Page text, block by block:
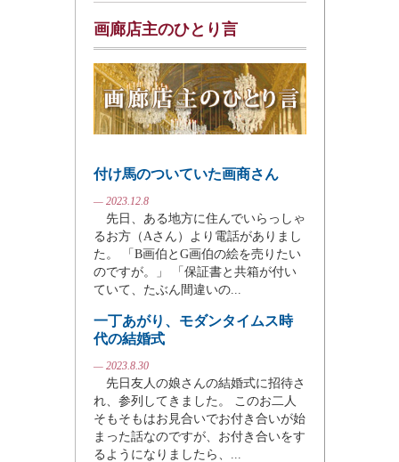
画廊店主のひとり言
付け馬のついていた画商さん
— 2023.12.8
先日、ある地方に住んでいらっしゃ
るお方（Aさん）より電話がありまし
た。 「B画伯とG画伯の絵を売りたい
のですが。」 「保証書と共箱が付い
ていて、たぶん間違いの...
一丁あがり、モダンタイムス時
代の結婚式
— 2023.8.30
先日友人の娘さんの結婚式に招待さ
れ、参列してきました。 このお二人
そもそもはお見合いでお付き合いが始
まった話なのですが、お付き合いをす
るようになりましたら、...